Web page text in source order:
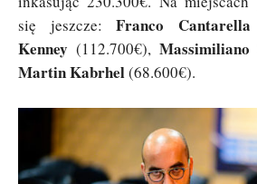
się jeszcze:
Franco Cantarella
Kenney (112.700€), Massimiliano
Martin Kabrhel(68.600€).